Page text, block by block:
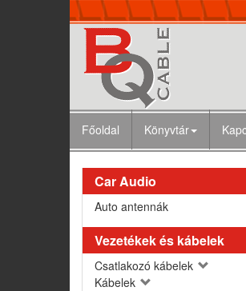
Főoldal Könyvtár
Car Audio
Auto antennák
Vezetékek és kábelek
Csatlakozó kábelek
Kábelek